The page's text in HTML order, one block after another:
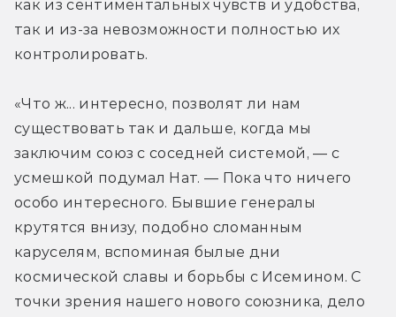
как из сентиментальных чувств и удобства,
так и из-за невозможности полностью их
контролировать.
«Что ж... интересно, позволят ли нам
существовать так и дальше, когда мы
заключим союз с соседней системой, — с
усмешкой подумал Нат. — Пока что ничего
особо интересного. Бывшие генералы
крутятся внизу, подобно сломанным
каруселям, вспоминая былые дни
космической славы и борьбы с Исемином. С
точки зрения нашего нового союзника, дело